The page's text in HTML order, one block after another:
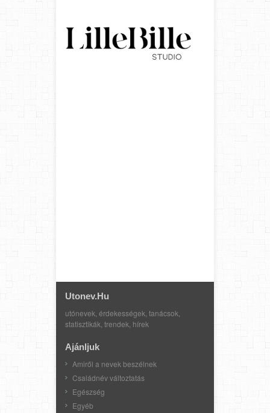
Utonev.hu
utónevek, érdekességek, tanácsok,
statisztikák, trendek, hírek
Ajánljuk
Amiről a nevek beszélnek
Családnév változtatás
Egészség
Egyéb